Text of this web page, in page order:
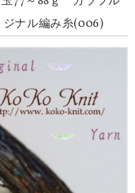
ジナル編み糸(006)